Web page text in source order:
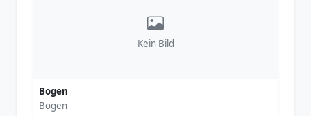
Kein Bild
Bogen
Bogen